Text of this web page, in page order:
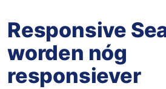
Responsive
worden nóg
responsiever